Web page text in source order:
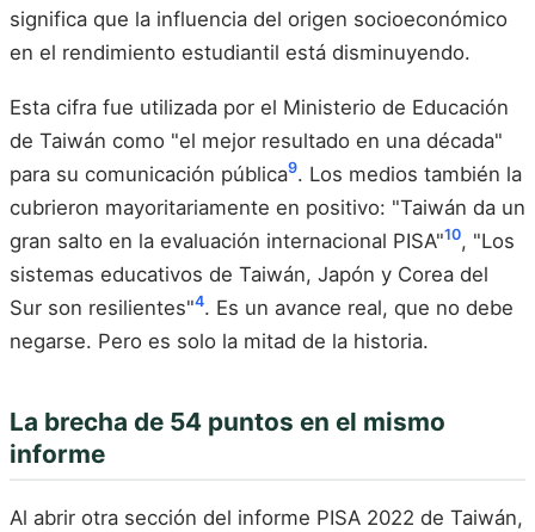
significa que la influencia del origen socioeconómico
en el rendimiento estudiantil está disminuyendo.
Esta cifra fue utilizada por el Ministerio de Educación
de Taiwán como "el mejor resultado en una década"
para su comunicación pública9. Los medios también la
cubrieron mayoritariamente en positivo: "Taiwán da un
gran salto en la evaluación internacional PISA"10, "Los
sistemas educativos de Taiwán, Japón y Corea del
Sur son resilientes"4. Es un avance real, que no debe
negarse. Pero es solo la mitad de la historia.
La brecha de 54 puntos en el mismo
informe
Al abrir otra sección del informe PISA 2022 de Taiwán,